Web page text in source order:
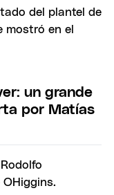
un grande
por Matías